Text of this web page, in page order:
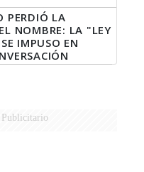
PERDIÓ LA
NOMBRE: LA "LEY
IMPUSO EN
Publicitario